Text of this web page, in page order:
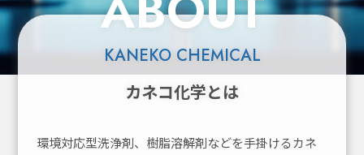
KANEKO CHEMICAL
カネコ化学とは
環境対応型洗浄剤、樹脂溶解剤などを手掛けるカネ